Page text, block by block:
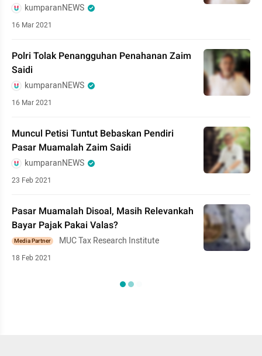
kumparanNEWS
16 Mar 2021
Polri Tolak Penangguhan Penahanan Zaim
Saidi
kumparanNEWS
16 Mar 2021
Muncul Petisi Tuntut Bebaskan Pendiri
Pasar Muamalah Zaim Saidi
kumparanNEWS
23 Feb 2021
Pasar Muamalah Disoal, Masih Relevankah
Bayar Pajak Pakai Valas?
Media Partner MUC Tax Research Institute
18 Feb 2021